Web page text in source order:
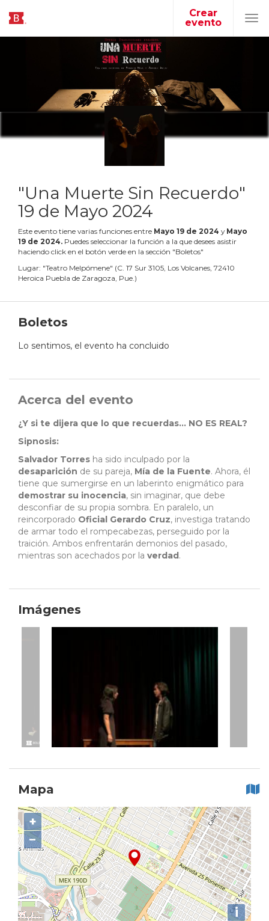
Crear
evento
"Una Muerte Sin Recuerdo"
19 de Mayo 2024
Este evento tiene varias funciones entre Mayo 19 de 2024 y Mayo
19 de 2024. Puedes seleccionar la función a la que desees asistir
haciendo click en el botón verde en la sección "Boletos"
Lugar: "Teatro Melpómene" (C. 17 Sur 3105, Los Volcanes, 72410
Heroica Puebla de Zaragoza, Pue.)
Boletos
Lo sentimos, el evento ha concluido
Acerca del evento
¿Y si te dijera que lo que recuerdas... NO ES REAL?
Sipnosis:
Salvador Torres ha sido inculpado por la
desaparición de su pareja, Mía de la Fuente. Ahora, él
tiene que sumergirse en un laberinto enigmático para
demostrar su inocencia, sin imaginar, que debe
desconfiar de su propia sombra. En paralelo, un
reincorporado Oficial Gerardo Cruz, investiga tratando
de armar todo el rompecabezas, perseguido por la
traición. Ambos enfrentarán demonios del pasado,
mientras son acechados por la verdad .
Imágenes
Mapa
+
−
i